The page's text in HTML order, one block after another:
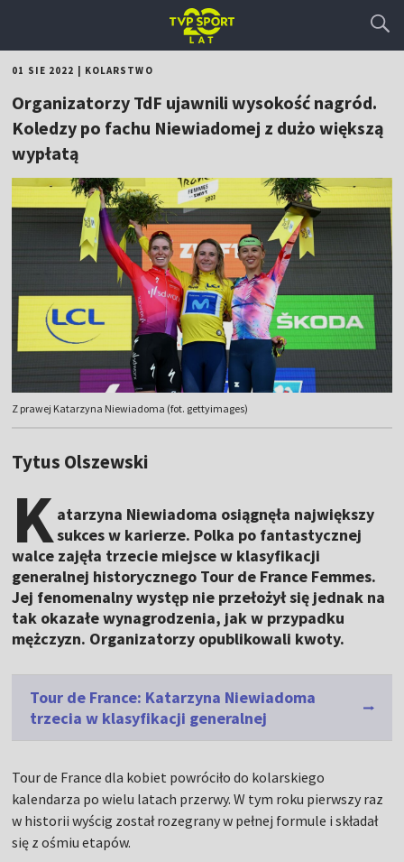
01 SIE 2022 KOLARSTWO
Organizatorzy TdF ujawnili wysokość nagród.
Koledzy po fachu Niewiadomej z dużo większą
wypłatą
Z prawej Katarzyna Niewiadoma (fot. gettyimages)
Tytus Olszewski
Katarzyna Niewiadoma osiągnęła największy
sukces w karierze. Polka po fantastycznej
walce zajęła trzecie miejsce w klasyfikacji
generalnej historycznego Tour de France Femmes.
Jej fenomenalny występ nie przełożył się jednak na
tak okazałe wynagrodzenia, jak w przypadku
mężczyzn. Organizatorzy opublikowali kwoty.
Tour de France: Katarzyna Niewiadoma
trzecia w klasyfikacji generalnej
Tour de France dla kobiet powróciło do kolarskiego
kalendarza po wielu latach przerwy. W tym roku pierwszy raz
w historii wyścig został rozegrany w pełnej formule i składał
się z ośmiu etapów.